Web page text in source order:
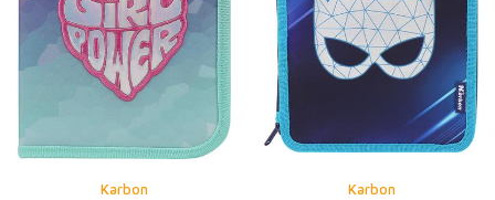
Karbon Karbon